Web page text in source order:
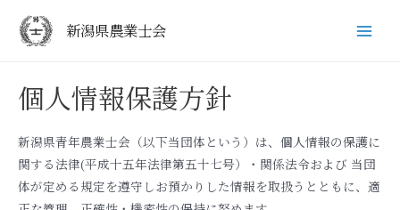
新潟県農業士会
個人情報保護方針
新潟県青年農業士会（以下当団体という）は、個人情報の保護に
関する法律(平成十五年法律第五十七号）・関係法令および 当団
体が定める規定を遵守しお預かりした情報を取扱うとともに、適